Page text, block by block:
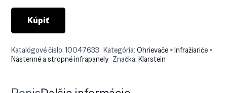
Kúpiť
Katalógové číslo:10047633 Kategória:Ohrievače > Infražiariče >
Nástenné a stropné infrapanely Značka:Klarstein